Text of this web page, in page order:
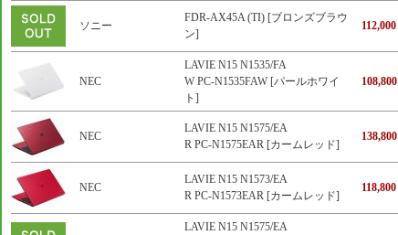
ソニー
FDR-AX45A (TI) [ブロンズブラウ
ン]
112,000
NEC
LAVIE N15 N1535/FA
W PC-N1535FAW [パールホワイ
ト]
108,800
NEC
LAVIE N15 N1575/EA
R PC-N1575EAR [カームレッド]
138,800
NEC
LAVIE N15 N1573/EA
R PC-N1573EAR [カームレッド]
118,800
LAVIE N15 N1575/EA